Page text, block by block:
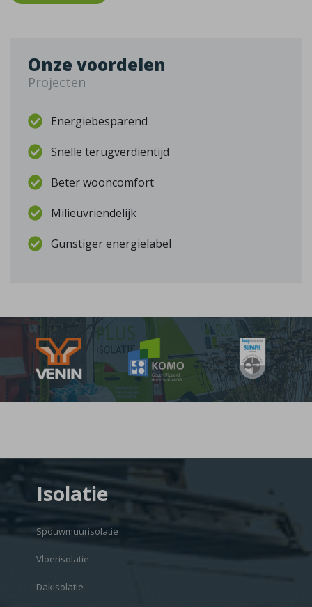
Onze voordelen
Projecten
Energiebesparend
Snelle terugverdientijd
Beter wooncomfort
Milieuvriendelijk
Gunstiger energielabel
Isolatie
Spouwmuurisolatie
Vloerisolatie
Dakisolatie